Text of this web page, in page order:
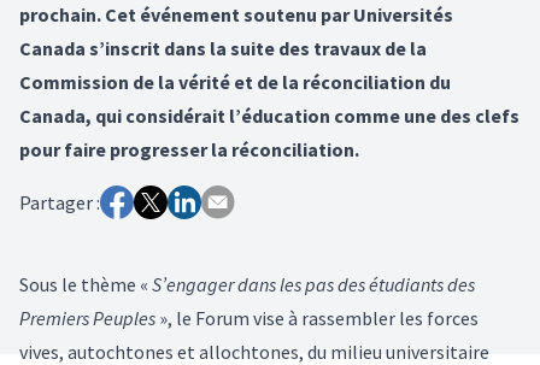
prochain. Cet événement soutenu par Universités
Canada s’inscrit dans la suite des travaux de la
Commission de la vérité et de la réconciliation du
Canada, qui considérait l’éducation comme une des clefs
pour faire progresser la réconciliation.
Partager :
Sous le thème « S’engager dans les pas des étudiants des
Premiers Peuples », le Forum vise à rassembler les forces
vives, autochtones et allochtones, du milieu universitaire